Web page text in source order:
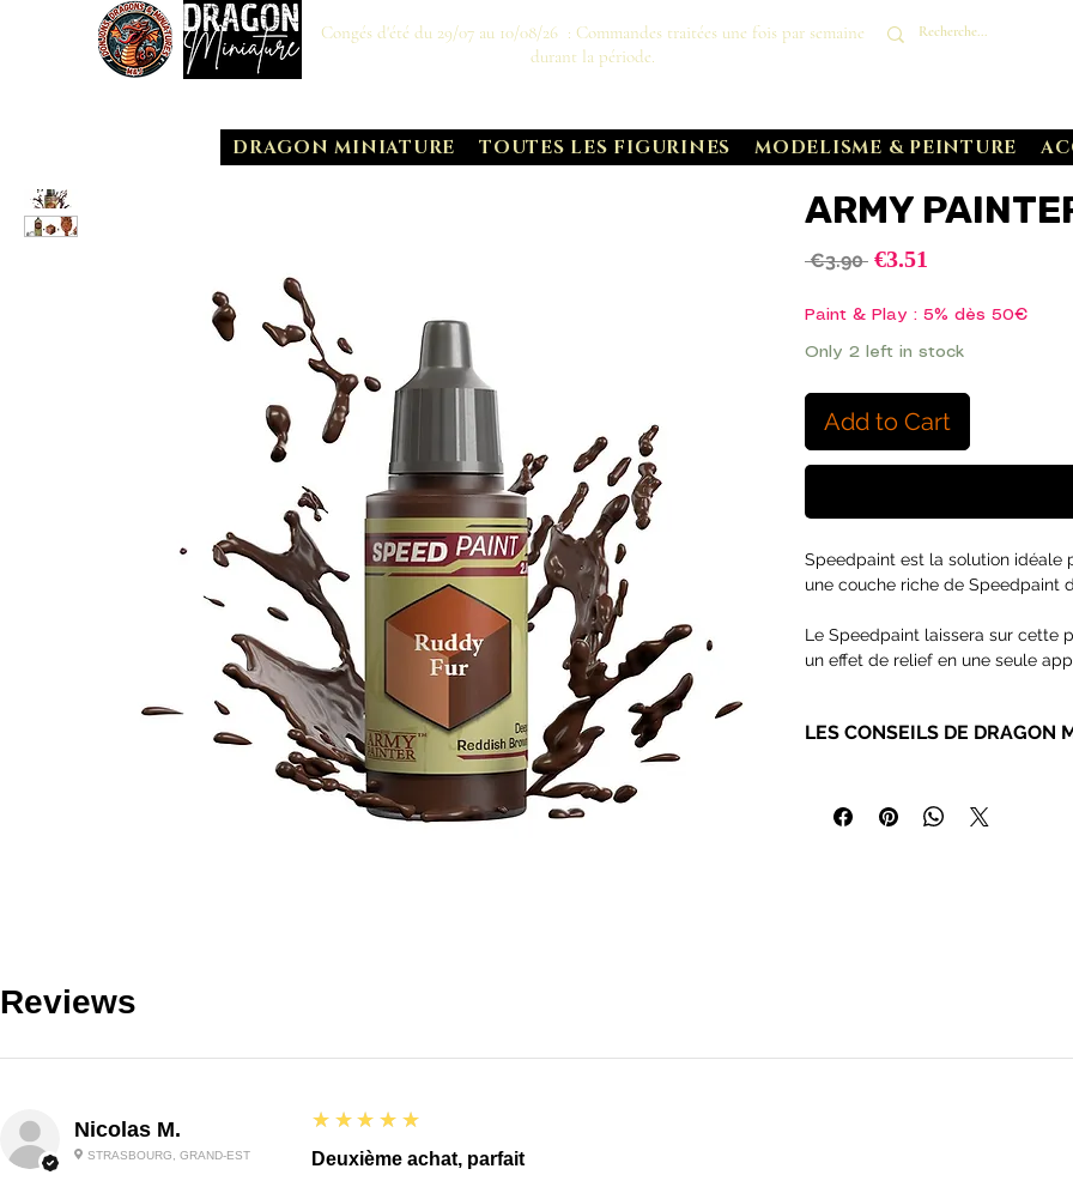
Congés d'été du 29/07 au 10/08/26 : Commandes traitées une fois par semaine
durant la période.
DRAGON MINIATURE TOUTES LES FIGURINES MODELISME & PEINTURE
ARMY
€3.90 Regular
€3.51
Paint & Play : 5% dès 50€
Only 2 left in stock
Add to Cart
Speedpaint est la solution idéale
une couche riche de Speedpaint
Le Speedpaint laissera sur cette
un effet de relief en une seule
LES CONSEILS DE DRAGON
peintures peut abimer assez
Reviews
Nicolas M.
STRASBOURG, GRAND-EST
5
★★★★★
Deuxième achat, parfait